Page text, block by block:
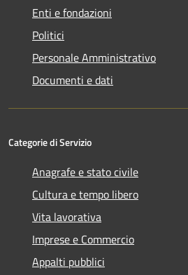
Enti e fondazioni
Politici
Personale Amministrativo
Documenti e dati
Categorie di Servizio
Anagrafe e stato civile
Cultura e tempo libero
Vita lavorativa
Imprese e Commercio
Appalti pubblici